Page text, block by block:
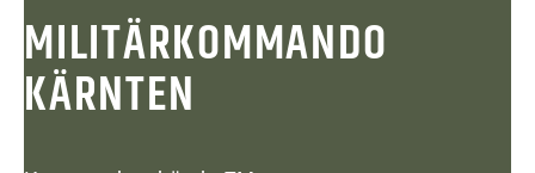
MILITÄRKOMMANDO
KÄRNTEN